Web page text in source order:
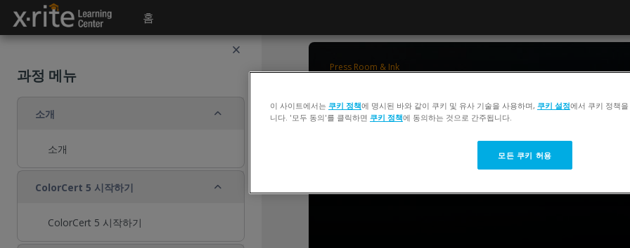
메인 콘텐츠로 건너뛰기
홈
과정 메뉴
소개 축소
소개
ColorCert 5 시작하기 축소
ColorCert 5 시작하기
Press Room & Ink
이 사이트에서는 쿠키 정책에 명시된 바와 같이 쿠키 및 유사 기술을 사용하며, 쿠키 설정에서 쿠키 정책
니다. '모두 동의'를 클릭하면 쿠키 정책에 동의하는 것으로 간주됩니다.
모든 쿠키 허용